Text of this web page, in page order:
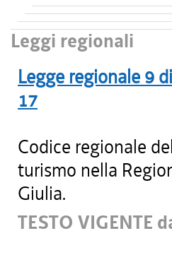
Leggi regionali
Legge regionale 9
17
Codice regionale
turismo nella
Giulia.
TESTO VIGENTE